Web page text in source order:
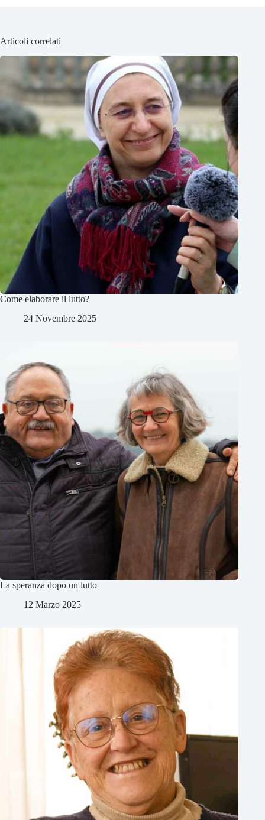
Articoli correlati
Come elaborare il lutto?
24 Novembre 2025
La speranza dopo un lutto
12 Marzo 2025